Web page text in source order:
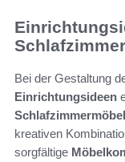
Bei der Gestaltung
Einrichtungsideen
Schlafzimmermöbel
kreativen
sorgfältige